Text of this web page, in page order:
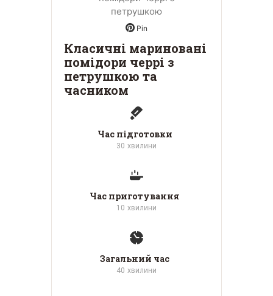
Pin
Класичні мариновані
помідори черрі з
петрушкою та
часником
Час підготовки
30 хвилини
Час приготування
10 хвилини
Загальний час
40 хвилини